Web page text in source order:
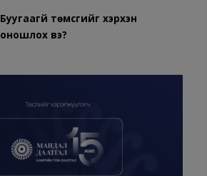
Буугаагүй төмсгийг хэрхэн
оношлох вэ?